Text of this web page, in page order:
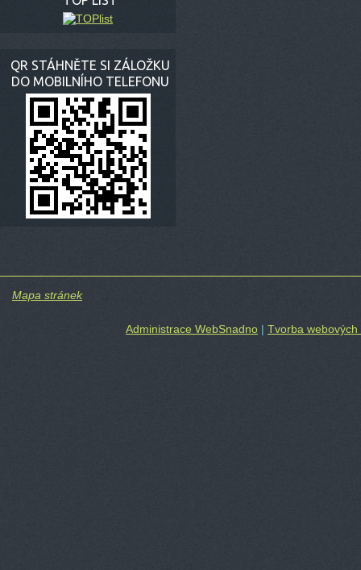
QR STÁHNĚTE SI ZÁLOŽKU
DO MOBILNÍHO TELEFONU
Mapa stránek
Administrace WebSnadno | Tvorba